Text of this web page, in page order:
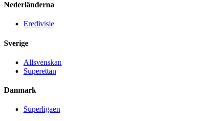
Nederländerna
Eredivisie
Sverige
Allsvenskan
Superettan
Danmark
Superligaen